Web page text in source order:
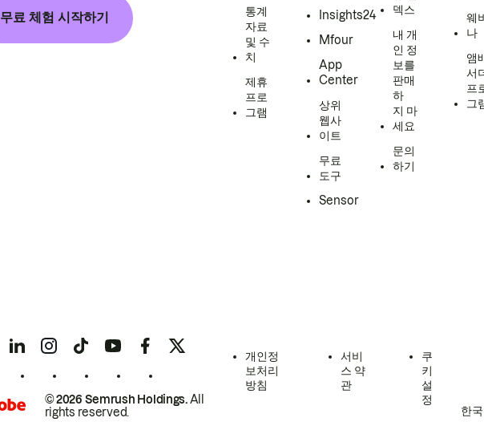
무료 체험 시작하기
통계
자료
및 수
치
제휴
프로
그램
Insights24
Mfour
App
Center
상위
웹사
이트
무료
도구
Sensor
덱스
내 개
인 정
보를
판매
하
지 마
세요
문의
하기
웨
나
앰
서
프
그
© 2026 Semrush Holdings.All
rights reserved.
개인정
보처리
방침
서비
스 약
관
쿠
키
설
정
한